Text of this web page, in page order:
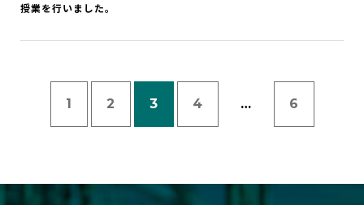
授業を行いました。
1 2 3 4 … 6